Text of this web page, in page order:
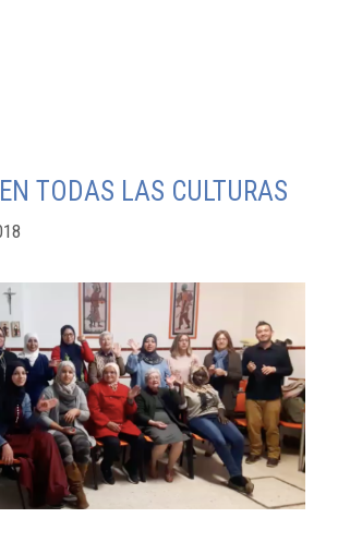
TODAS LAS CULTURAS